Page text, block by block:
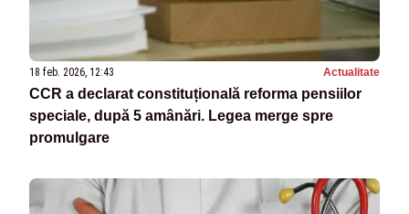
18 feb. 2026, 12:43 Actualitate
CCR a declarat constituțională reforma pensiilor
speciale, după 5 amânări. Legea merge spre
promulgare